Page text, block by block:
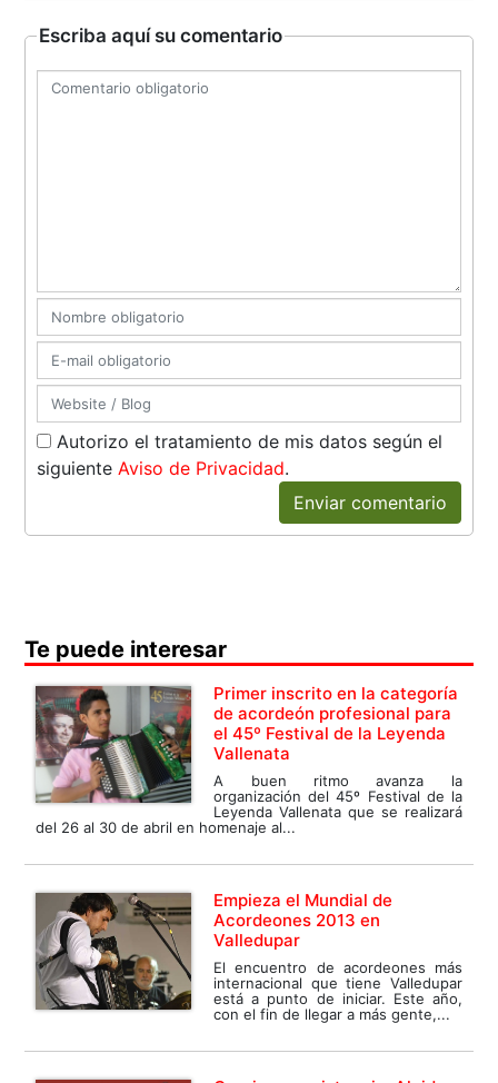
Escriba aquí su comentario
Autorizo el tratamiento de mis datos según el
siguiente Aviso de Privacidad.
Enviar comentario
Te puede interesar
Primer inscrito en la categoría
de acordeón profesional para
el 45º Festival de la Leyenda
Vallenata
A buen ritmo avanza la
organización del 45º Festival de la
Leyenda Vallenata que se realizará
del 26 al 30 de abril en homenaje al...
Empieza el Mundial de
Acordeones 2013 en
Valledupar
El encuentro de acordeones más
internacional que tiene Valledupar
está a punto de iniciar. Este año,
con el fin de llegar a más gente,...